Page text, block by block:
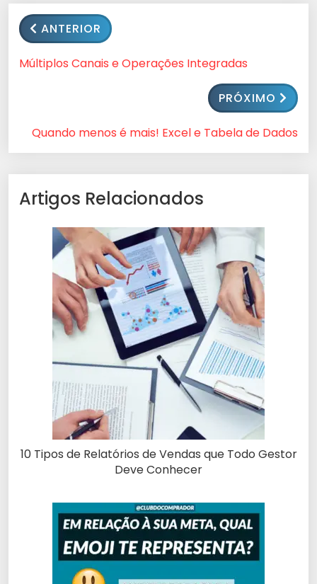
ANTERIOR
Múltiplos Canais e Operações Integradas
PRÓXIMO
Quando menos é mais! Excel e Tabela de Dados
Artigos Relacionados
10 Tipos de Relatórios de Vendas que Todo Gestor
Deve Conhecer